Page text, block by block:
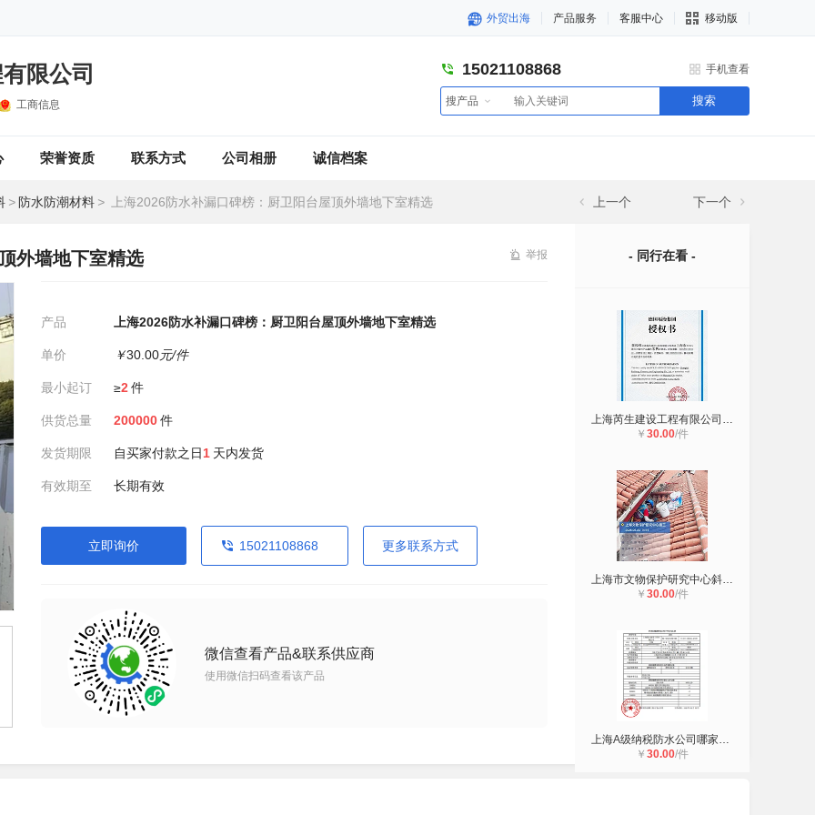
外贸出海 产品服务 客服中心 移动版
限公司
工商信息
15021108868 手机查看
搜产品 搜索
荣誉资质 联系方式 公司相册 诚信档案
> 防水防潮材料 > 上海2026防水补漏口碑榜：厨卫阳台屋顶外墙地下室精选 上一个 下一个
外墙地下室精选 举报
产品 上海2026防水补漏口碑榜：厨卫阳台屋顶外墙地下室精选
单价 ￥30.00元/件
最小起订 ≥2 件
供货总量 200000件
发货期限 自买家付款之日1 天内发货
有效期至 长期有效
立即询价 15021108868 更多联系方式
微信查看产品&联系供应商
使用微信扫码查看该产品
- 同行在看 -
上海芮生建设工程有限公司签约-德力
￥ 30.00/件
上海市文物保护研究中心斜瓦屋顶防水
￥ 30.00/件
上海A级纳税防水公司哪家靠谱？芮生
￥ 30.00/件